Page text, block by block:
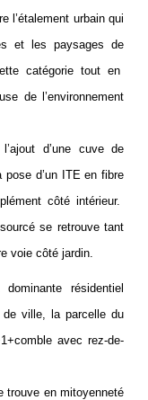
l’étalement urbain qui
et les paysages de
catégorie tout en
de l’environnement
d’une cuve de
d’un ITE en fibre
côté intérieur.
se retrouve tant
voie côté jardin.
résidentiel
ville, la parcelle du
avec rez-de-
trouve en mitoyenneté